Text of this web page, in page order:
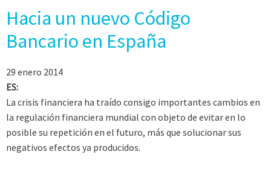
Hacia un nuevo Código
Bancario en España
29 enero 2014
ES:
La crisis financiera ha traído consigo importantes cambios en
la regulación financiera mundial con objeto de evitar en lo
posible su repetición en el futuro, más que solucionar sus
negativos efectos ya producidos.